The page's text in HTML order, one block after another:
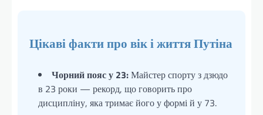
Цікаві факти про вік і життя Путіна
Чорний пояс у 23:Майстер спорту з дзюдо
в 23 роки — рекорд, що говорить про
дисципліну, яка тримає його у формі й у 73.